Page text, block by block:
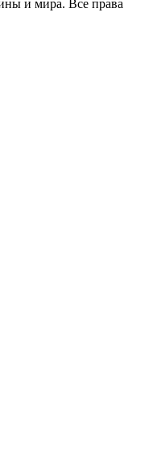
и мира. Все права